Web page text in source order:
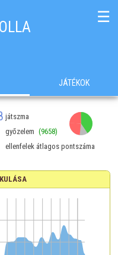
☰
JÁTÉKOK
játszma
győzelem (9658)
ellenfelek átlagos pontszáma